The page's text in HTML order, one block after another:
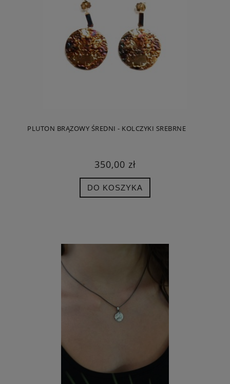
PLUTON BRĄZOWY ŚREDNI - KOLCZYKI SREBRNE
350,00 zł
DO KOSZYKA